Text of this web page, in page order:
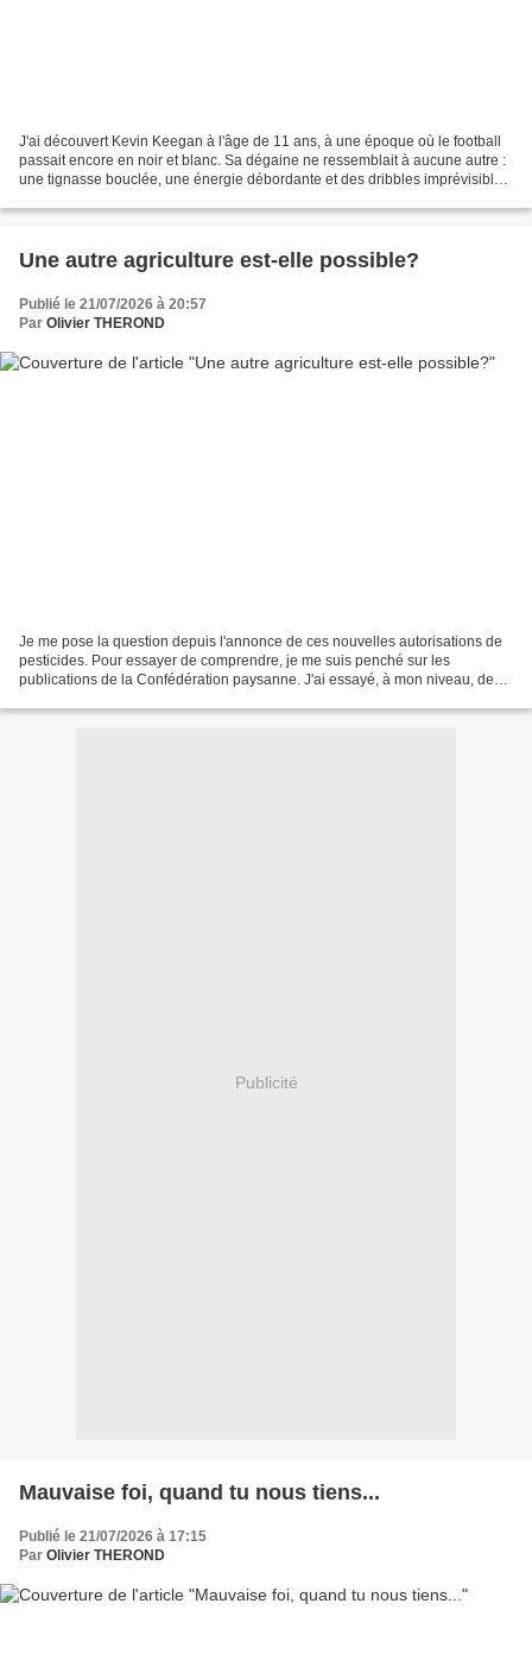
J'ai découvert Kevin Keegan à l'âge de 11 ans, à une époque où le football
passait encore en noir et blanc. Sa dégaine ne ressemblait à aucune autre :
une tignasse bouclée, une énergie débordante et des dribbles imprévisibles
Une autre agriculture est-elle possible?
Publié le 21/07/2026 à 20:57
Par Olivier THEROND
Je me pose la question depuis l'annonce de ces nouvelles autorisations de
pesticides. Pour essayer de comprendre, je me suis penché sur les
publications de la Confédération paysanne. J'ai essayé, à mon niveau, de
Publicité
Mauvaise foi, quand tu nous tiens...
Publié le 21/07/2026 à 17:15
Par Olivier THEROND